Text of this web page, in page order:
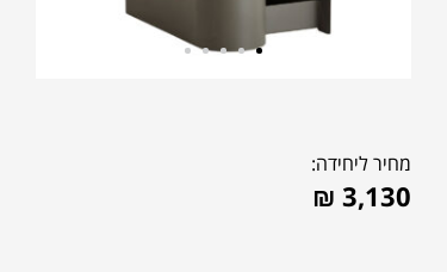
מחיר ליחידה:
₪ 3,130